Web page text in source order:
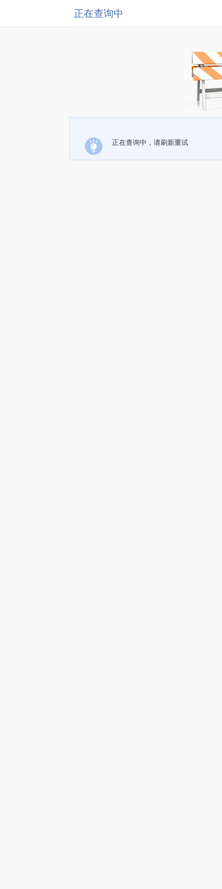
正在查询中
正在查询中，请刷新重试